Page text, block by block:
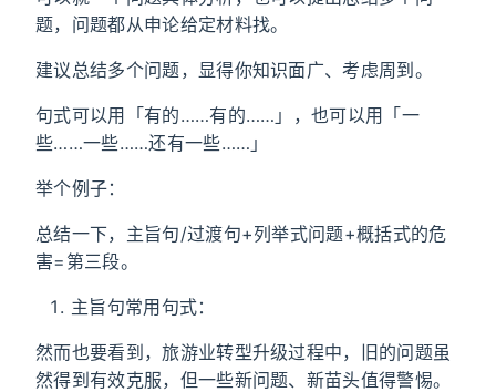
题，问题都从申论给定材料找。
建议总结多个问题，显得你知识面广、考虑周到。
句式可以用「有的……有的……」，也可以用「一
些……一些……还有一些……」
举个例子：
总结一下，主旨句/过渡句+列举式问题+概括式的危
害=第三段。
主旨句常用句式：
然而也要看到，旅游业转型升级过程中，旧的问题虽
然得到有效克服，但一些新问题、新苗头值得警惕。